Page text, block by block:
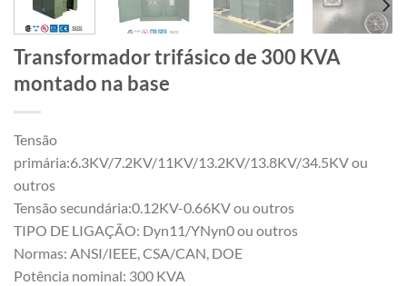
Transformador trifásico de 300 KVA
montado na base
Tensão
primária:6.3KV/7.2KV/11KV/13.2KV/13.8KV/34.5KV ou
outros
Tensão secundária:0.12KV-0.66KV ou outros
TIPO DE LIGAÇÃO: Dyn11/YNyn0 ou outros
Normas: ANSI/IEEE, CSA/CAN, DOE
Potência nominal: 300 KVA